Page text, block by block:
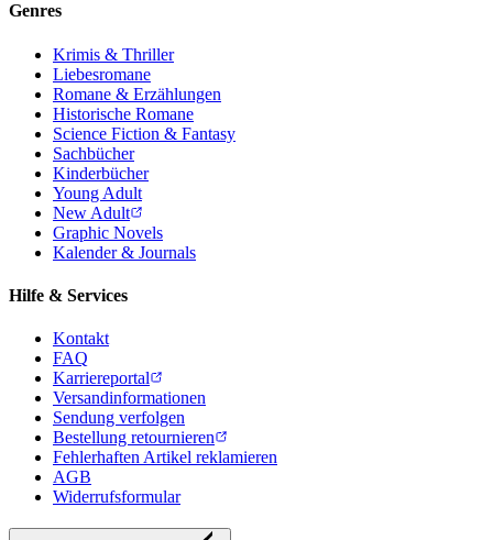
Genres
Krimis & Thriller
Liebesromane
Romane & Erzählungen
Historische Romane
Science Fiction & Fantasy
Sachbücher
Kinderbücher
Young Adult
New Adult
Graphic Novels
Kalender & Journals
Hilfe & Services
Kontakt
FAQ
Karriereportal
Versandinformationen
Sendung verfolgen
Bestellung retournieren
Fehlerhaften Artikel reklamieren
AGB
Widerrufsformular